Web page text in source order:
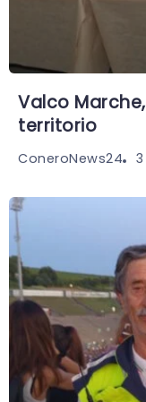
Valco
territorio
ConeroNews24